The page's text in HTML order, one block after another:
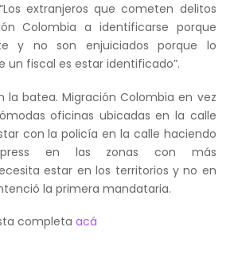
extranjeros que cometen delitos
Colombia a identificarse porque
y no son enjuiciados porque lo
un fiscal es estar identificado”.
la batea. Migración Colombia en vez
oficinas ubicadas en la calle
con la policía en la calle haciendo
en las zonas con más
estar en los territorios y no en
la primera mandataria.
completaacá